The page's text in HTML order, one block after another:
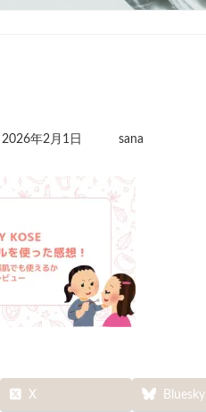
最
新
日
:
2026年2月1日 sana
X Bluesky